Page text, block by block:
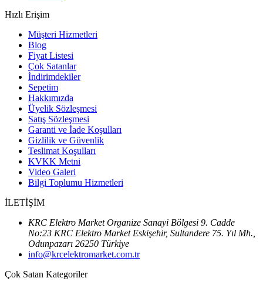
Hızlı Erişim
Müşteri Hizmetleri
Blog
Fiyat Listesi
Çok Satanlar
İndirimdekiler
Sepetim
Hakkımızda
Üyelik Sözleşmesi
Satış Sözleşmesi
Garanti ve İade Koşulları
Gizlilik ve Güvenlik
Teslimat Koşulları
KVKK Metni
Video Galeri
Bilgi Toplumu Hizmetleri
İLETİŞİM
KRC Elektro Market Organize Sanayi Bölgesi 9. Cadde
No:23 KRC Elektro Market Eskişehir, Sultandere 75. Yıl Mh.,
Odunpazarı 26250 Türkiye
info@krcelektromarket.com.tr
Çok Satan Kategoriler